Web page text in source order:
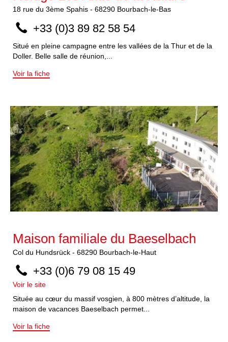
18 rue du 3ème Spahis - 68290 Bourbach-le-Bas
+33 (0)3 89 82 58 54
Situé en pleine campagne entre les vallées de la Thur et de la
Doller. Belle salle de réunion,...
Voir la fiche
Maison familiale du Baeselbach
Col du Hundsrück - 68290 Bourbach-le-Haut
+33 (0)6 79 08 15 49
Voir le site
Située au cœur du massif vosgien, à 800 mètres d’altitude, la
maison de vacances Baeselbach permet...
Voir la fiche